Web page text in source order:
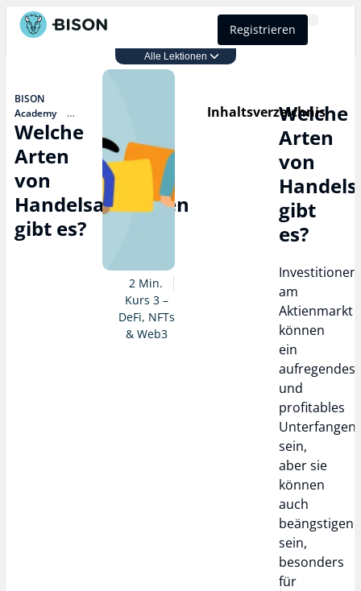
Registrieren
Alle Lektionen
BISON
Academy
Kurs 3 – DeFi,
NFTs & Web3
Welche
Handelsaufträgen
gibt es?
Welche
Arten
von
Handelsaufträgen
gibt es?
2 Min.
Kurs 3 –
DeFi, NFTs
& Web3
Inhaltsverzeichnis
Welche
Arten
von
gibt
es?
Investitionen
am
Aktienmarkt
können
ein
aufregendes
und
profitables
Unterfangen
sein,
aber sie
können
auch
sein,
besonders
für